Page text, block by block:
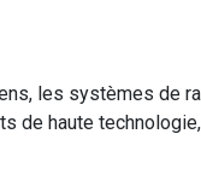
les systèmes de
de haute